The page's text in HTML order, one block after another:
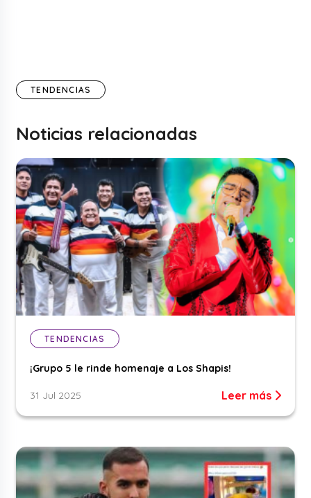
TENDENCIAS
Noticias relacionadas
TENDENCIAS
¡Grupo 5 le rinde homenaje a Los Shapis!
31 Jul 2025 Leer más